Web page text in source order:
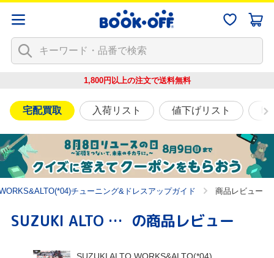
1,800円以上の注文で送料無料
宅配買取 入荷リスト 値下げリスト
チューニング&ドレスアップガイド 商品レビュー
SUZUKI ALTO WORKS&ALTO(*04) の商品レビュー
SUZUKI ALTO WORKS&ALTO(*04)